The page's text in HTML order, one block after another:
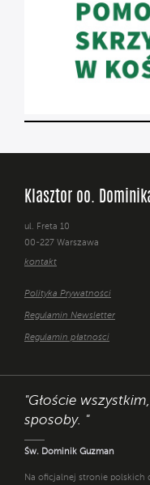
Klasztor oo.
ul. Freta 10
00-227 Warszawa
kontakt
Polityka Prywatności
Regulamin Newsletter
Regulamin płatności
"Głoście
sposoby. "
Św. Dominik Guzman
Na oficjalnej stronie polskich